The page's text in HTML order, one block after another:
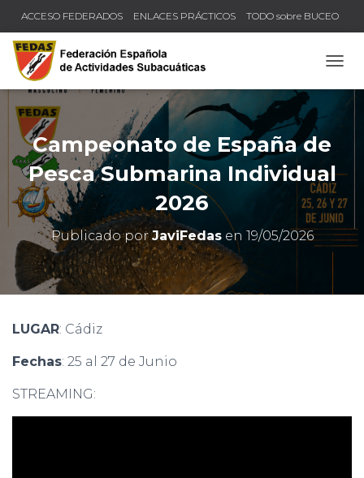
ACCESO FEDERADOS ENLACES PRÁCTICOS TODO sobre BUCEO
COMPRUEBA TU TÍTULO Y LICENCIA
Campeonato de España de
Pesca Submarina Individual
2026
Publicado porJaviFedasen 19/05/2026
LUGAR: Cádiz
Fechas: 25 al 27 de Junio
STREAMING: